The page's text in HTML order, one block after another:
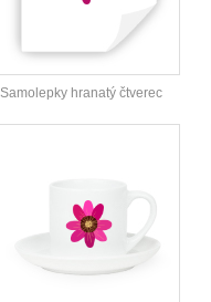
Samolepky hranatý čtverec